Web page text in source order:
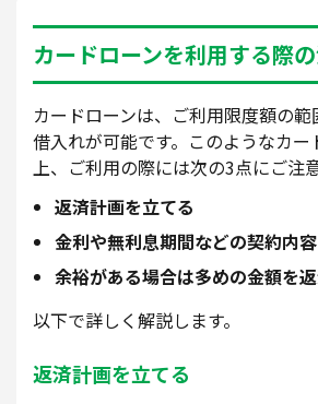
カードローンを利用する際
カードローンは、ご利用限度額の
借入れが可能です。このようなカー
上、ご利用の際には次の3点にご注
返済計画を立てる
金利や無利息期間などの契約内
余裕がある場合は多めの金額を
以下で詳しく解説します。
返済計画を立てる